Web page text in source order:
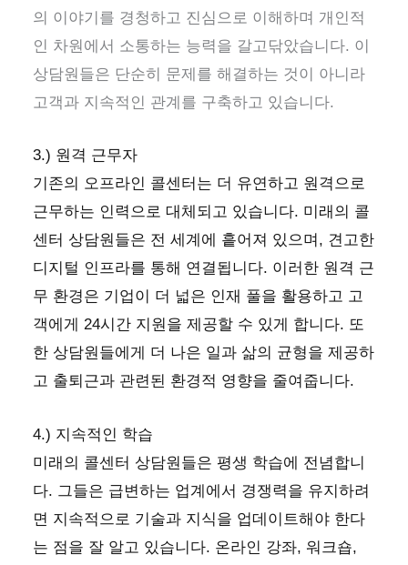
의 이야기를 경청하고 진심으로 이해하며 개인적
인 차원에서 소통하는 능력을 갈고닦았습니다. 이
상담원들은 단순히 문제를 해결하는 것이 아니라
고객과 지속적인 관계를 구축하고 있습니다.
3.) 원격 근무자
기존의 오프라인 콜센터는 더 유연하고 원격으로
근무하는 인력으로 대체되고 있습니다. 미래의 콜
센터 상담원들은 전 세계에 흩어져 있으며, 견고한
디지털 인프라를 통해 연결됩니다. 이러한 원격 근
무 환경은 기업이 더 넓은 인재 풀을 활용하고 고
객에게 24시간 지원을 제공할 수 있게 합니다. 또
한 상담원들에게 더 나은 일과 삶의 균형을 제공하
고 출퇴근과 관련된 환경적 영향을 줄여줍니다.
4.) 지속적인 학습
미래의 콜센터 상담원들은 평생 학습에 전념합니
다. 그들은 급변하는 업계에서 경쟁력을 유지하려
면 지속적으로 기술과 지식을 업데이트해야 한다
는 점을 잘 알고 있습니다. 온라인 강좌, 워크숍,